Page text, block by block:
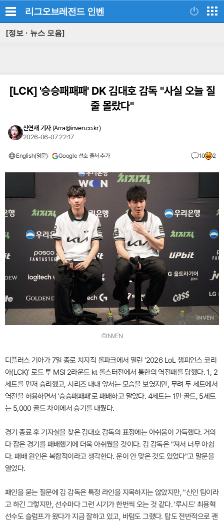
리그오브레전드 인벤
[정보 · 뉴스 모음]
[LCK]'승승패패패' DK 김대호 감독 "사실 오늘 질
줄 몰랐다"
신연재 기자 (Arra@inven.co.kr)
2026-06-07 22:17
English(영문) Google 선호 출처 추가 10 2
©INVEN
디플러스 기아가 7일 종로 치지직 롤파크에서 열린 '2026 LoL 챔피언스 코리
아(LCK)' 로드 투 MSI 2라운드 kt 롤스터전에서 통한의 역전패를 당했다. 1, 2
세트를 먼저 승리했고, 시리즈 내내 앞서는 모습을 보였지만, 무려 두 세트에서
역전을 허용하면서 '승승패패패'로 패배하고 말았다. 4세트는 1만 골드, 5세트
는 5,000 골드 차이에서 승기를 내줬다.
경기 종료 후 기자실을 찾은 김대호 감독의 표정에는 아쉬움이 가득했다. 거의
다 잡은 경기를 패배했기에 더욱 아쉬웠을 것이다. 김 감독은 "져서 너무 아쉽
다. 패배 원인은 복합적이라고 생각한다. 운이 안 맞은 것도 있었다"고 말문을
열었다.
패인을 묻는 질문에 김 감독은 특정 라인을 지목하지는 않았지만, "신인 팀이라
고 하긴 그렇지만, 선수마다 그런 시기가 한번씩 오는 것 같다. '루시드' 최용혁
선수도 슬럼프가 왔다가 지금 잘하고 있고, 바텀도 그랬다. 탑도 전반적으로 괜